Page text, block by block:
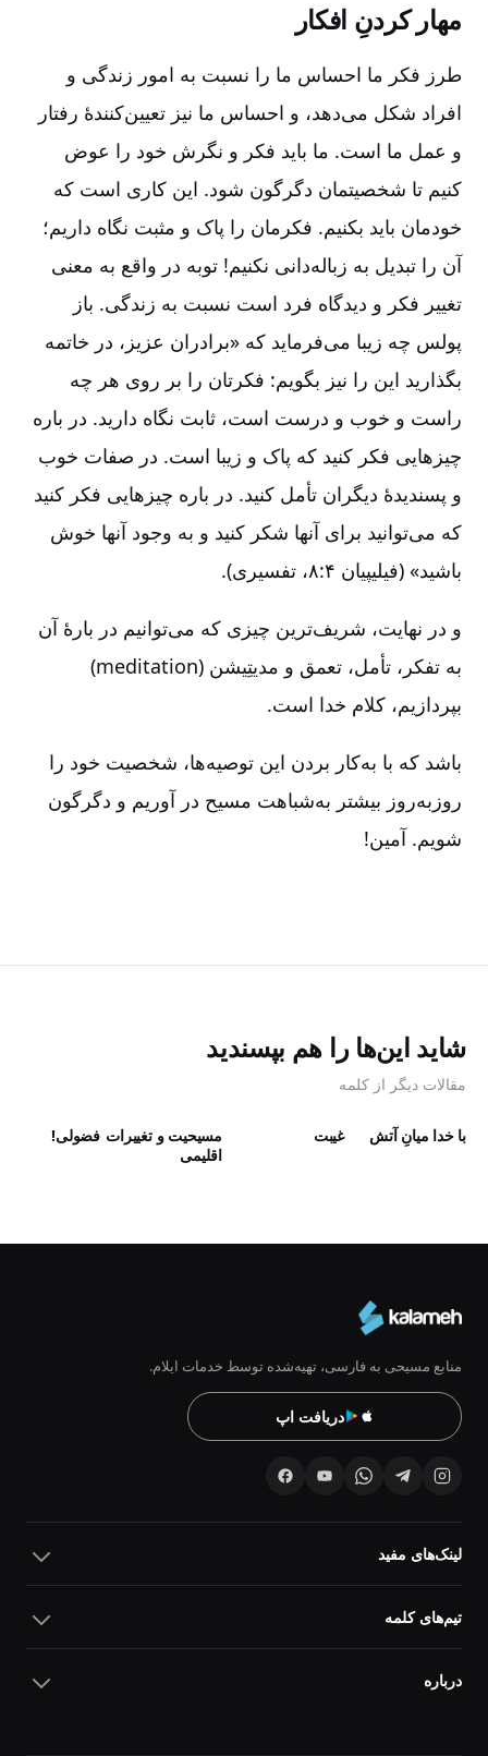
مهار کردنِ افکار
طرز فکر ما احساس ما را نسبت به امور زندگی و
افراد شکل می‌دهد، و احساس ما نیز تعیین‌کنندۀ رفتار
و عمل ما است‌. ما باید فکر و نگرش خود را عوض
کنیم تا شخصیتمان دگرگون شود. این کاری است که
خودمان باید بکنیم‌. فکرمان را پاک و مثبت نگاه داریم‌؛
آن را تبدیل به زباله‌دانی نکنیم‌! توبه در واقع به معنی
تغییر فکر و دیدگاه فرد است نسبت به زندگی‌. باز
پولس چه زیبا می‌فرماید که «برادران عزیز، در خاتمه
بگذارید این را نیز بگویم‌:‌ فکرتان را بر روی هر چه
راست و خوب و درست است‌، ثابت نگاه دارید. در باره
چیزهایی فکر کنید که پاک و زیبا است‌. در صفات خوب
و پسندیدۀ دیگران تأمل کنید. در باره چیزهایی فکر کنید
که می‌توانید برای آنها شکر کنید و به وجود آنها خوش
باشید» (فیلیپیان ۴:‏۸، تفسیری‌).
و در نهایت‌، شریف‌ترین چیزی که می‌توانیم در بارۀ آن
به تفکر، تأمل، تعمق و مدیتِیشن (meditation)
بپردازیم، کلام خدا است‌.
باشد که با به‌کار بردن این توصیه‌ها، شخصیت خود را
روزبه‌روز بیشتر به‌شباهت مسیح در آوریم و دگرگون
شویم‌. آمین‌!
شاید این‌ها را هم بپسندید
مقالات دیگر از کلمه
با خدا میانِ آتش غیبت
مسیحیت و تغییرات
اقلیمی
فضولی!
منابع مسیحی به فارسی، تهیه‌شده توسط خدمات ایلام.
دریافت اپ
لینک‌های مفید
تیم‌های کلمه
درباره